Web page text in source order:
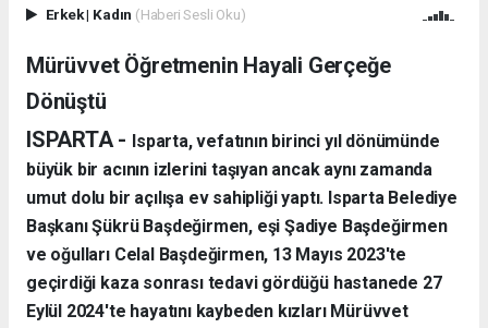
Erkek| Kadın (Haberi Sesli Oku)
Mürüvvet Öğretmenin Hayali Gerçeğe
Dönüştü
ISPARTA - Isparta, vefatının birinci yıl dönümünde
büyük bir acının izlerini taşıyan ancak aynı zamanda
umut dolu bir açılışa ev sahipliği yaptı. Isparta Belediye
Başkanı Şükrü Başdeğirmen, eşi Şadiye Başdeğirmen
ve oğulları Celal Başdeğirmen, 13 Mayıs 2023'te
geçirdiği kaza sonrası tedavi gördüğü hastanede 27
Eylül 2024'te hayatını kaybeden kızları Mürüvvet